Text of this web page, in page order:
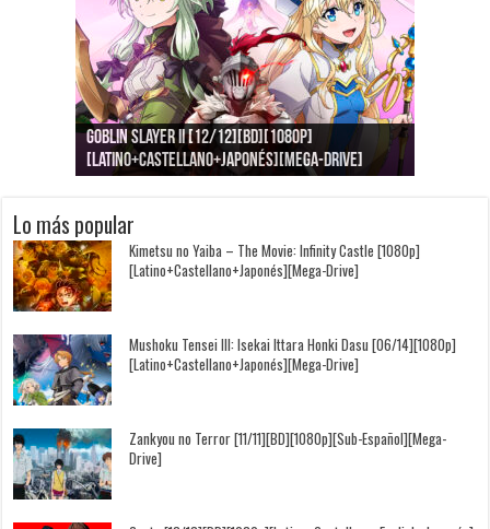
Goblin Slayer II [12/12][BD][1080p]
[Latino+Castellano+Japonés][Mega-Drive]
Jujutsu Kaisen: Kaigyoku/Gyokusetsu [1080p]
[Latino+Japonés][Mega-Drive]
Kimi to, Nami ni Noretara [BD][1080p]
[Latino+Castellano+Japonés][Mega-Drive]
Nukitashi the Animation [11/11+OVAS][BD]
[1080p][Sub-Español][Mega-Drive]
Kimi wa Houkago Insomnia [13/13][BD][1080p]
[Castellano+English+Japonés][Mega-Drive]
Getsuyoubi no Tawawa [12/12+Especiales][BD]
[1080p][Sub-Español][Mega-Drive]
Lo más popular
Kimetsu no Yaiba – The Movie: Infinity Castle [1080p]
[Latino+Castellano+Japonés][Mega-Drive]
Mushoku Tensei III: Isekai Ittara Honki Dasu [06/14][1080p]
[Latino+Castellano+Japonés][Mega-Drive]
Zankyou no Terror [11/11][BD][1080p][Sub-Español][Mega-
Drive]